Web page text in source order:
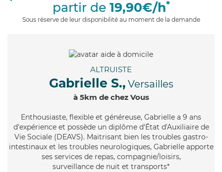
partir de 19,90€/h*
Sous réserve de leur disponibilité au moment de la demande
ALTRUISTE
Gabrielle S., Versailles
à 5km de chez Vous
Enthousiaste, flexible et généreuse, Gabrielle a 9 ans
d'expérience et possède un diplôme d'État d'Auxiliaire de
Vie Sociale (DEAVS). Maitrisant bien les troubles gastro-
intestinaux et les troubles neurologiques, Gabrielle apporte
ses services de repas, compagnie/loisirs,
surveillance de nuit et transports*